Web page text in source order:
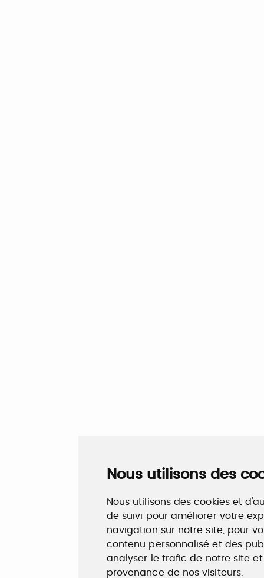
Nous utilisons des
Nous utilisons des cookies et
de suivi pour améliorer votre
navigation sur notre site, pour
contenu personnalisé et des
analyser le trafic de notre site
provenance de nos visiteurs.